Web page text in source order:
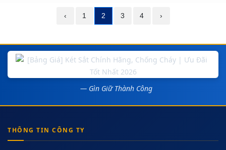
‹ 1 2 3 4 ›
— Gìn Giữ Thành Công
THÔNG TIN CÔNG TY